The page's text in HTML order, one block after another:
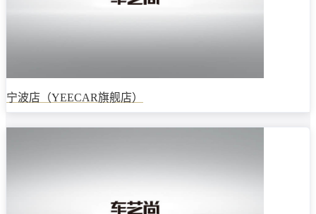
宁波店（YEECAR旗舰店）